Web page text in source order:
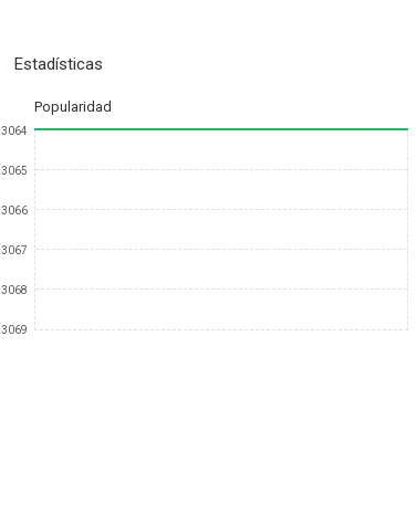
Estadísticas
Popularidad
3064
3065
3066
3067
3068
3069